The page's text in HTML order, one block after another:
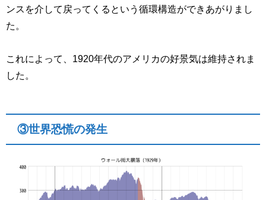
ンスを介して戻ってくるという循環構造ができあがりまし
た。
これによって、1920年代のアメリカの好景気は維持されま
した。
③世界恐慌の発生